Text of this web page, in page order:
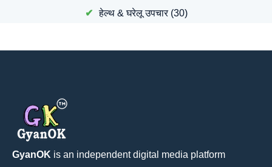
हेल्थ & घरेलू उपचार(30)
GyanOK is an independent digital media platform